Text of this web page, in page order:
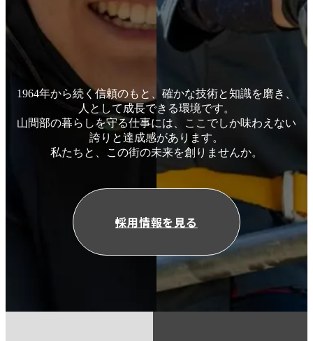
1964年から続く信頼のもと、 確かな技術と知識を磨き、
人として成長できる環境です。
山間部の暮らしを守る仕事には、
ここでしか味わえない
誇りと達成感があります。
私たちと、この街の未来を創りませんか。
採用情報を見る